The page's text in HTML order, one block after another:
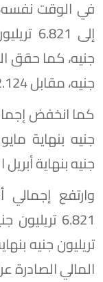
في الوقت
جنيه، مقابل 182.124 مليار جنيههه.
جنيه بنهاية
وارتفع
تريليون جنيه
المالي الصادرة